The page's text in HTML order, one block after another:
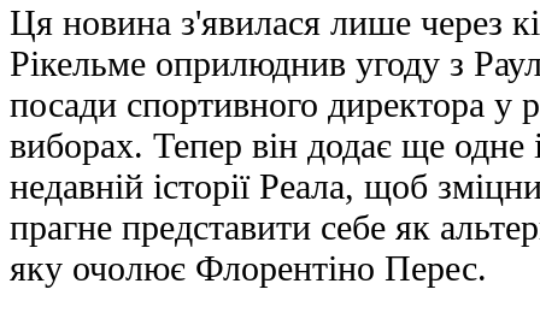
Ця новина з'явилася лише через
Рікельме оприлюднив угоду з
посади спортивного директора у
виборах. Тепер він додає ще одне
недавній історії Реала, щоб
прагне представити себе як
яку очолює Флорентіно Перес.